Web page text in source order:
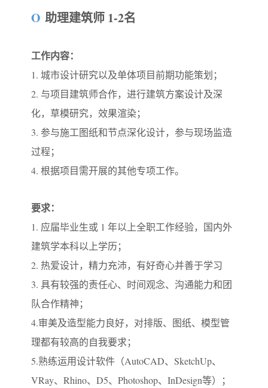
O 助理建筑师 1-2名
工作内容：
1. 城市设计研究以及单体项目前期功能策划；
2. 与项目建筑师合作，进行建筑方案设计及深
化，草模研究，效果渲染；
3. 参与施工图纸和节点深化设计，参与现场监造
过程；
4. 根据项目需开展的其他专项工作。
要求：
1. 应届毕业生或 1 年以上全职工作经验，国内外
建筑学本科以上学历；
2. 热爱设计，精力充沛，有好奇心并善于学习
3. 具有较强的责任心、时间观念、沟通能力和团
队合作精神；
4.审美及造型能力良好，对排版、图纸、模型管
理都有较高的自我要求；
5.熟练运用设计软件（AutoCAD、SketchUp、
VRay、Rhino、D5、Photoshop、InDesign等）；